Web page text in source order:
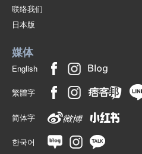
联络我们
日本版
媒体
English
繁體字
简体字
한국어